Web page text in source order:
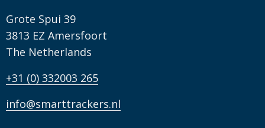
Grote Spui 39
3813 EZ Amersfoort
The Netherlands
+31 (0) 332003 265
info@smarttrackers.nl